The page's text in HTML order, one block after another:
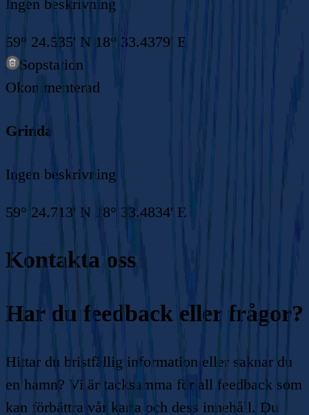
Ingen beskrivning
59° 24.535' N 18° 33.4379' E
Sopstation
Okommenterad
Grinda
Ingen beskrivning
59° 24.713' N 18° 33.4834' E
Kontakta oss
Har du feedback eller frågor?
Hittar du bristfällig information eller saknar du
en hamn? Vi är tacksamma för all feedback som
kan förbättra vår karta och dess innehåll. Du